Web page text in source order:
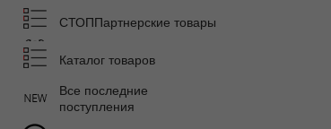
СТОППартнерские товары
Каталог товаров
Все последние
поступления